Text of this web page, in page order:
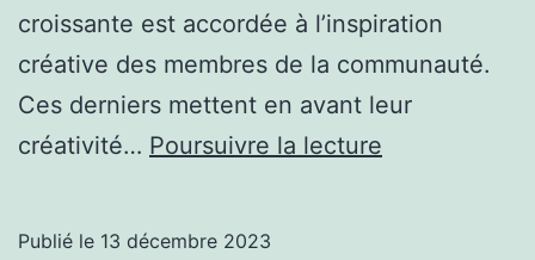
croissante est accordée à l’inspiration
créative des membres de la communauté.
Ces derniers mettent en avant leur
créativité… Poursuivre la lecture
Publié le 13 décembre 2023